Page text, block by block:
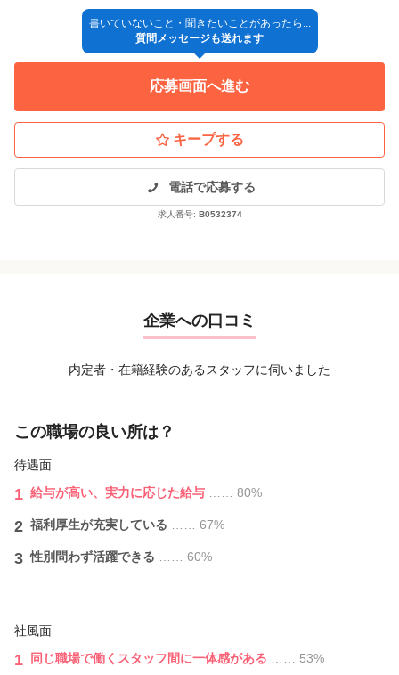
おすすめ②：大手だからこそのキャリアステップ制度
アシスタントからスタイリストはもちろん、トップスタイ
リスト、チーフ、そして店舗を統括するマネージャーまで。
業界最大手ならではの明確なキャリアパスをご用意してい
ます。
役職に応じた「管理手当」も段階的にアップしていくた
め、成長がそのまま確かな収入へと直結します♬
おすすめ③：毎日を豊かにする、充実のスタッフ特典
日々のお客さまへの接客だけでなく、スタッフ自身の暮ら
根といった、日本屈指のリゾート・温泉地にある保養所を無料で利用で
・残業ほぼ無し（自分の時間をしっかりキープ♪）
・制服あり
・交通費規定支給
・社会保険完備
・産休・育休制度あり（ライフステージが変わっても安心！）
必要な学費は会社が補助します！（※規定あり）
未経験歓迎 経験者歓迎 駅近 オープニング
年齢不問 セット面15席未満
全国展開のグループならではの柔軟なシステムを活かし、会社を
辞めることなく着実にキャリアを積み上げていけます♬
理容室と美容室、どちらも展開しているプラージュだからこそで
きる手厚いサポートで、あなたを全力で応援します！
○●○よくある質問○●○
Q.ブランクがありますが応募できますか?
多くのお客様と関わることができ、レッスンや先輩スタッフから
のフォローもありますので
必ずスタッフさんの状況を考慮し、相談の上お願いしますので安
また、全国に店舗がありますので、ご結婚・ご家族の転勤などに
Q.土日祝に休みを取ることはできますか?
る限り優先的に考慮いたします。
パートは可能です。
A.店舗⽬標制なので個⼈ノルマは⼀切ありません！
Q.お客様からの指名はありますか?
*採用方法が変更となる場合もございますので、ご了承くださ
[応募受付日時]
※土・日・祝日などの休日にご応募頂いた場合は、ご連絡が休み
書いていないこと・聞きたいことがあったら...
質問メッセージも送れます
応募画面へ進む
キープする
電話で応募する
求人番号: B0532374
企業への口コミ
内定者・在籍経験のあるスタッフに伺いました
この職場の良い所は？
待遇面
1 給与が⾼い、実力に応じた給与 …… 80%
2 福利厚生が充実している …… 67%
3 性別問わず活躍できる …… 60%
社風面
1 同じ職場で働くスタッフ間に一体感がある …… 53%